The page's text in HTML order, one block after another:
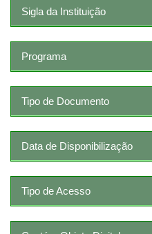
Sigla da Instituição
Programa
Tipo de Documento
Data de Disponibilização
Tipo de Acesso